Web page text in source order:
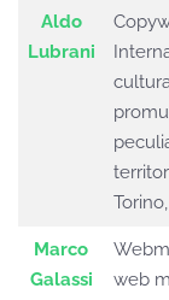
Contatti,
Aldo
Lubrani
Marco
Galassi
web